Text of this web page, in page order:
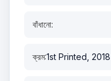
বাঁধানো:
ক্রম:1st Printed, 2018